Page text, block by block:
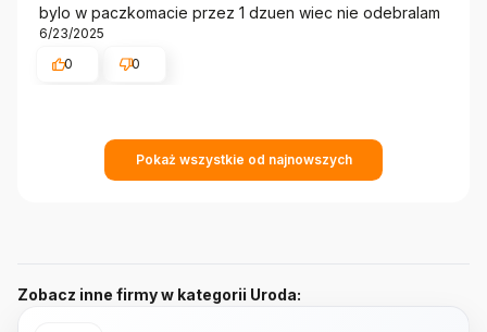
bylo w paczkomacie przez 1 dzuen wiec nie odebralam
6/23/2025
0
0
Pokaż wszystkie od najnowszych
Zobacz inne firmy w kategorii Uroda: